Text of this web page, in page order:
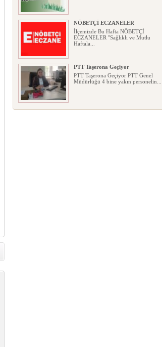
NÖBETÇİ ECZANELER
İlçemizde Bu Hafta NÖBETÇİ
ECZANELER "Sağlıklı ve Mutlu
Haftala...
PTT Taşerona Geçiyor
PTT Taşerona Geçiyor PTT Genel
Müdürlüğü 4 bine yakın personelin...
Erhan Parlar vefat etti